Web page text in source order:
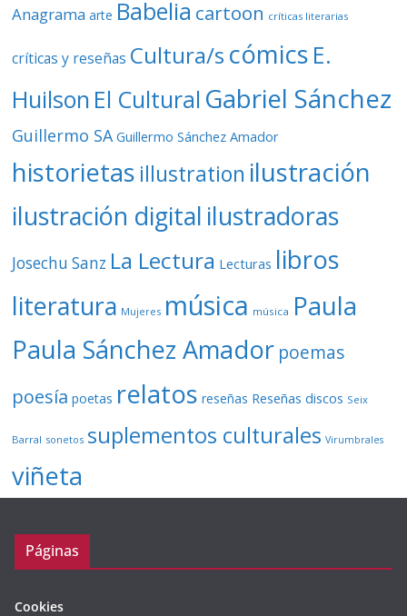
Anagrama arte Babelia cartoon críticas literarias
críticas y reseñas Cultura/s cómics E.
Huilson El Cultural Gabriel Sánchez
Guillermo SA Guillermo Sánchez Amador
historietas illustration ilustración
ilustración digital ilustradoras
Josechu Sanz La Lectura Lecturas libros
literatura Mujeres música música Paula
Paula Sánchez Amador poemas
poesía poetas relatos reseñas Reseñas discos Seix
Barral sonetos suplementos culturales Virumbrales
viñeta
Páginas
Cookies